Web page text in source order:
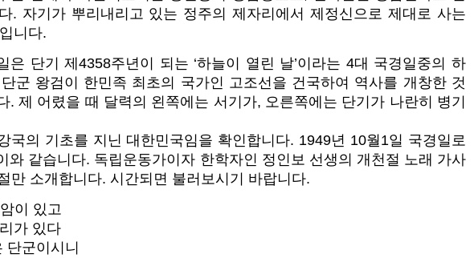
. 자기가 뿌리내리고 있는 정주의 제자리에서 제정신으로 제대로 사는
니다.
은 단기 제4358주년이 되는 ‘하늘이 열린 날’이라는 4대 국경일중의 하
군 왕검이 한민족 최초의 국가인 고조선을 건국하여 역사를 개창한 것
. 제 어렸을 때 달력의 왼쪽에는 서기가, 오른쪽에는 단기가 나란히 병기
국의 기초를 지닌 대한민국임을 확인합니다. 1949년 10월1일 국경일로
와 같습니다. 독립운동가이자 한학자인 정인보 선생의 개천절 노래 가사
만 소개합니다. 시간되면 불러보시기 바랍니다.
이 있고
가 있다
단군이시니